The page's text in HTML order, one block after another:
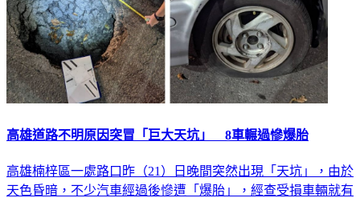
高雄道路不明原因突冒「巨大天坑」 8車輾過慘爆胎
高雄楠梓區一處路口昨（21）日晚間突然出現「天坑」，由於
天色昏暗，不少汽車經過後慘遭「爆胎」，經查受損車輛就有